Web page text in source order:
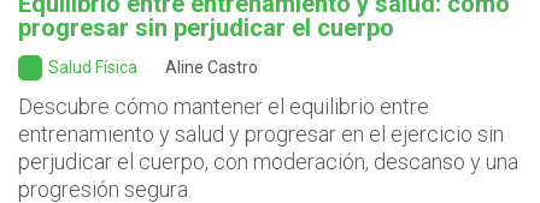
progresar sin perjudicar el cuerpo
Salud Física Aline Castro
Descubre cómo mantener el equilibrio entre
entrenamiento y salud y progresar en el ejercicio sin
perjudicar el cuerpo, con moderación, descanso y una
progresión segura.